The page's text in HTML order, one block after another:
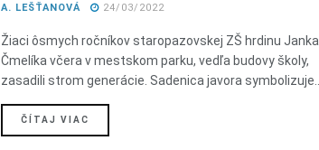
A. LEŠŤANOVÁ 24/03/2022
Žiaci ôsmych ročníkov staropazovskej ZŠ hrdinu Janka
Čmelíka včera v mestskom parku, vedľa budovy školy,
zasadili strom generácie. Sadenica javora symbolizuje...
ČÍTAJ VIAC